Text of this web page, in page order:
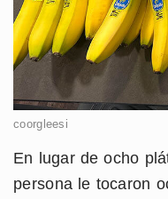
coorgleesi
En lugar de ocho
persona le tocaron